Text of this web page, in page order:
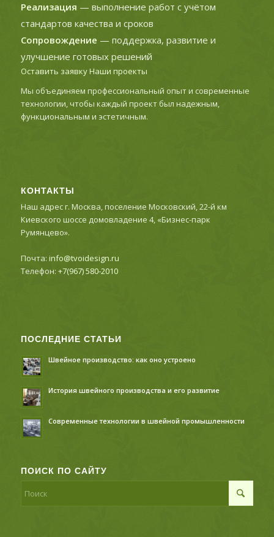
Реализация — выполнение работ с учётом
стандартов качества и сроков
Сопровождение — поддержка, развитие и
улучшение готовых решений
Оставить заявкуНаши проекты
Мы объединяем профессиональный опыт и современные
технологии, чтобы каждый проект был надежным,
функциональным и эстетичным.
КОНТАКТЫ
Наш адрес г. Москва, поселение Московский, 22-й км
Киевского шоссе домовладение 4, «Бизнес-парк
Румянцево».
Почта: info@tvoidesign.ru
Телефон: +7(967) 580-2010
ПОСЛЕДНИЕ СТАТЬИ
Швейное производство: как оно устроено
История швейного производства и его развитие
Современные технологии в швейной промышленности
ПОИСК ПО САЙТУ